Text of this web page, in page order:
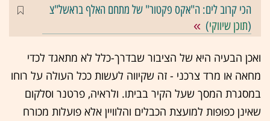
הכי קרוב לים: ה"אקס פקטור" של מתחם האלף בראשל"צ
(תוכן שיווקי)
ואכן הבעיה היא של הציבור שבדרך-כלל לא מתאגד לכדי
מחאה או מרד צרכני - זה שקיווה לעשות ככל העולה על רוחו
במסגרת המסך שעל הקיר בביתו. ולראיה, פרטנר וסלקום
שאינן כפופות למועצת הכבלים והלוויין אלא פועלות מכורח